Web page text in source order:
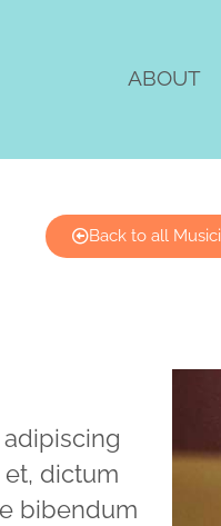
ABOUT
Back to all
dictum
bibendum